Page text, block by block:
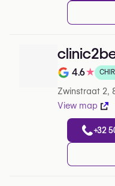
Note de 4.6
4.6★
Zwinstraat 2,
View map
+32